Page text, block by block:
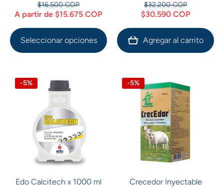
$16.500 COP
A partir de $15.675 COP
Seleccionar opciones
$32.200 COP
$30.590 COP
Agregar al carrito
-5%
Edo Calcitech x 1000 ml
-5%
Crecedor Inyectable